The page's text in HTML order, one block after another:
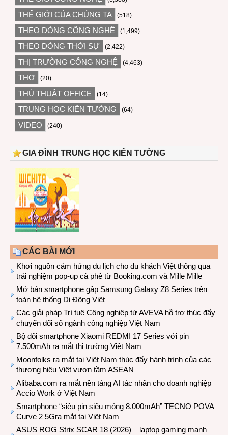
THẾ GIỚI CỦA CHÚNG TA (518)
THEO DÒNG CÔNG NGHỆ (1,499)
THEO DÒNG THỜI SỰ (2,422)
THỊ TRƯỜNG CÔNG NGHỆ (4,463)
THƠ (20)
THỦ THUẬT OFFICE (14)
TRUNG HỌC KIẾN TƯỜNG (64)
VIDEO (240)
GIA ĐÌNH TRUNG HỌC KIẾN TƯỜNG
CÁC BÀI MỚI
Khơi nguồn cảm hứng du lịch cho du khách Việt thông qua
trải nghiệm pop-up cà phê từ Booking.com và Mille Mille
Mở bán smartphone gập Samsung Galaxy Z8 Series trên
toàn hệ thống Di Động Việt
Các giải pháp Trí tuệ Công nghiệp từ AVEVA hỗ trợ thúc đẩy
chuyển đổi số ngành công nghiệp Việt Nam
Bộ đôi smartphone Xiaomi REDMI 17 Series với pin
7.500mAh ra mắt thị trường Việt Nam
Moonfolks ra mắt tại Việt Nam thúc đẩy hành trình của các
thương hiệu Việt vươn tầm ASEAN
Alibaba.com ra mắt nền tảng AI tác nhân cho doanh nghiệp
Accio Work ở Việt Nam
Smartphone “siêu pin siêu mỏng 8.000mAh” TECNO POVA
Curve 2 5Gra mắt tại Việt Nam
ASUS ROG Strix SCAR 18 (2026) – laptop gaming mạnh